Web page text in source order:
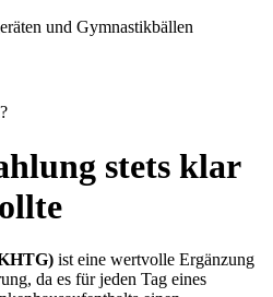
stets klar
ist eine wertvolle Ergänzung
da es für jeden Tag eines